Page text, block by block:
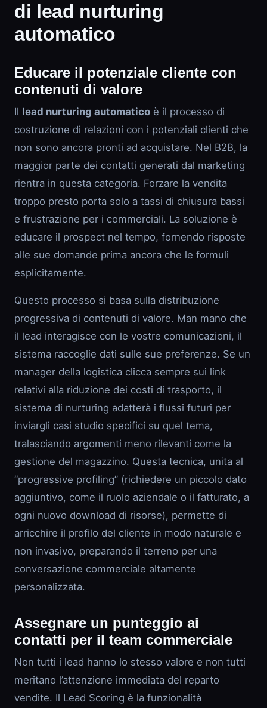
di lead nurturing
automatico
Educare il potenziale cliente con
contenuti di valore
Il lead nurturing automatico è il processo di
costruzione di relazioni con i potenziali clienti che
non sono ancora pronti ad acquistare. Nel B2B, la
maggior parte dei contatti generati dal marketing
rientra in questa categoria. Forzare la vendita
troppo presto porta solo a tassi di chiusura bassi
e frustrazione per i commerciali. La soluzione è
educare il prospect nel tempo, fornendo risposte
alle sue domande prima ancora che le formuli
esplicitamente.
Questo processo si basa sulla distribuzione
progressiva di contenuti di valore. Man mano che
il lead interagisce con le vostre comunicazioni, il
sistema raccoglie dati sulle sue preferenze. Se un
manager della logistica clicca sempre sui link
relativi alla riduzione dei costi di trasporto, il
sistema di nurturing adatterà i flussi futuri per
inviargli casi studio specifici su quel tema,
tralasciando argomenti meno rilevanti come la
gestione del magazzino. Questa tecnica, unita al
“progressive profiling” (richiedere un piccolo dato
aggiuntivo, come il ruolo aziendale o il fatturato, a
ogni nuovo download di risorse), permette di
arricchire il profilo del cliente in modo naturale e
non invasivo, preparando il terreno per una
conversazione commerciale altamente
personalizzata.
Assegnare un punteggio ai
contatti per il team commerciale
Non tutti i lead hanno lo stesso valore e non tutti
meritano l’attenzione immediata del reparto
vendite. Il Lead Scoring è la funzionalità